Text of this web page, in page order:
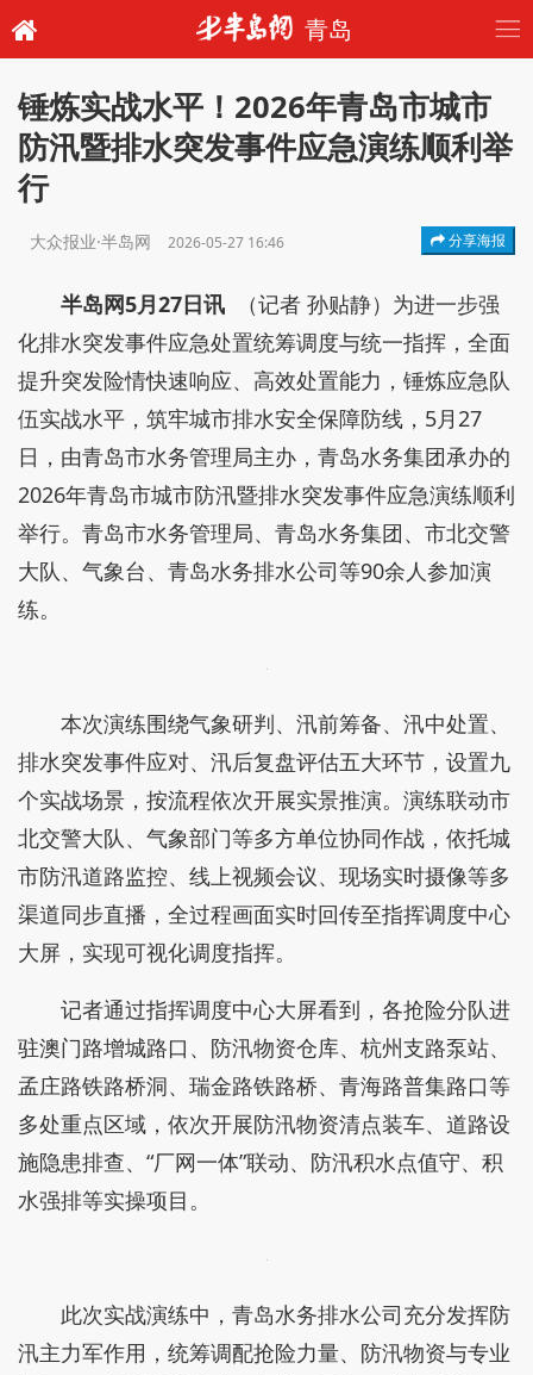
青岛
锤炼实战水平！2026年青岛市城市
防汛暨排水突发事件应急演练顺利举
行
大众报业·半岛网 2026-05-27 16:46 分享海报
半岛网5月27日讯 （记者 孙贴静）为进一步强
化排水突发事件应急处置统筹调度与统一指挥，全面
提升突发险情快速响应、高效处置能力，锤炼应急队
伍实战水平，筑牢城市排水安全保障防线，5月27
日，由青岛市水务管理局主办，青岛水务集团承办的
2026年青岛市城市防汛暨排水突发事件应急演练顺利
举行。青岛市水务管理局、青岛水务集团、市北交警
大队、气象台、青岛水务排水公司等90余人参加演
练。
本次演练围绕气象研判、汛前筹备、汛中处置、
排水突发事件应对、汛后复盘评估五大环节，设置九
个实战场景，按流程依次开展实景推演。演练联动市
北交警大队、气象部门等多方单位协同作战，依托城
市防汛道路监控、线上视频会议、现场实时摄像等多
渠道同步直播，全过程画面实时回传至指挥调度中心
大屏，实现可视化调度指挥。
记者通过指挥调度中心大屏看到，各抢险分队进
驻澳门路增城路口、防汛物资仓库、杭州支路泵站、
孟庄路铁路桥洞、瑞金路铁路桥、青海路普集路口等
多处重点区域，依次开展防汛物资清点装车、道路设
施隐患排查、“厂网一体”联动、防汛积水点值守、积
水强排等实操项目。
此次实战演练中，青岛水务排水公司充分发挥防
汛主力军作用，统筹调配抢险力量、防汛物资与专业